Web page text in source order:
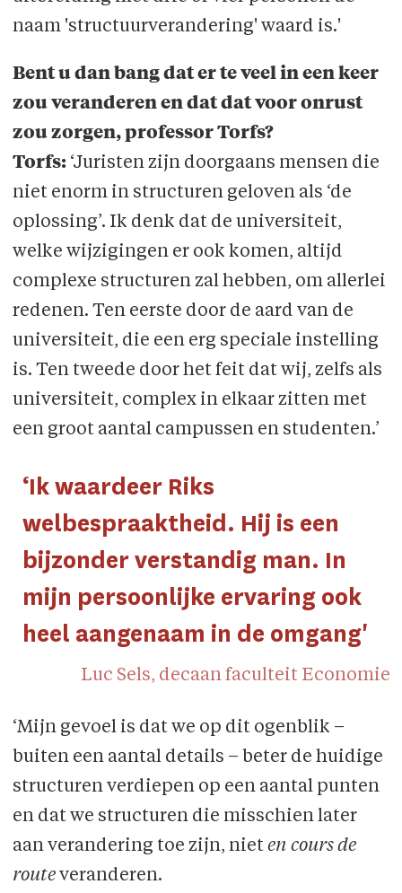
naam 'structuurverandering' waard is.'
Bent u dan bang dat er te veel in een keer
zou veranderen en dat dat voor onrust
zou zorgen, professor Torfs?
Torfs: ‘Juristen zijn doorgaans mensen die
niet enorm in structuren geloven als ‘de
oplossing’. Ik denk dat de universiteit,
welke wijzigingen er ook komen, altijd
complexe structuren zal hebben, om allerlei
redenen. Ten eerste door de aard van de
universiteit, die een erg speciale instelling
is. Ten tweede door het feit dat wij, zelfs als
universiteit, complex in elkaar zitten met
een groot aantal campussen en studenten.’
‘Ik waardeer Riks
welbespraaktheid. Hij is een
bijzonder verstandig man. In
mijn persoonlijke ervaring ook
heel aangenaam in de omgang'
Luc Sels, decaan faculteit Economie
‘Mijn gevoel is dat we op dit ogenblik –
buiten een aantal details – beter de huidige
structuren verdiepen op een aantal punten
en dat we structuren die misschien later
aan verandering toe zijn, niet en cours de
routeveranderen.